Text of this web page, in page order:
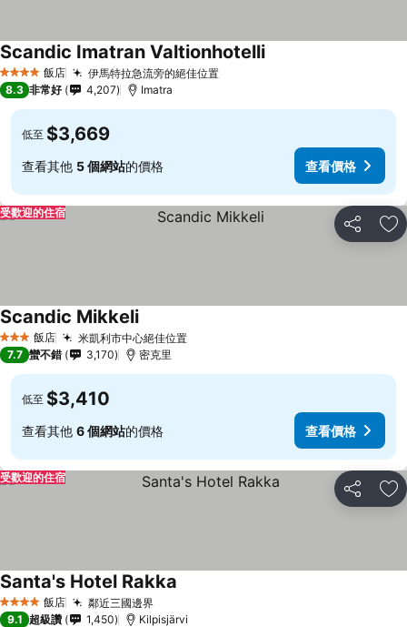
4 星級 飯店 伊馬特拉急流旁的絕佳位置
Scandic Imatran Valtionhotelli
8.3 非常好 4,207 Imatra
低至 $3,669
查看其他 5 個網站的價格 查看價格
分享 加
受歡迎的住宿
3 星級 飯店 米凱利市中心絕佳位置
Scandic Mikkeli
7.7 蠻不錯 3,170 密克里
低至 $3,410
查看其他 6 個網站的價格 查看價格
分享 加
受歡迎的住宿
4 星級 飯店 鄰近三國邊界
Santa's Hotel Rakka
9.1 超級讚 1,450 Kilpisjärvi